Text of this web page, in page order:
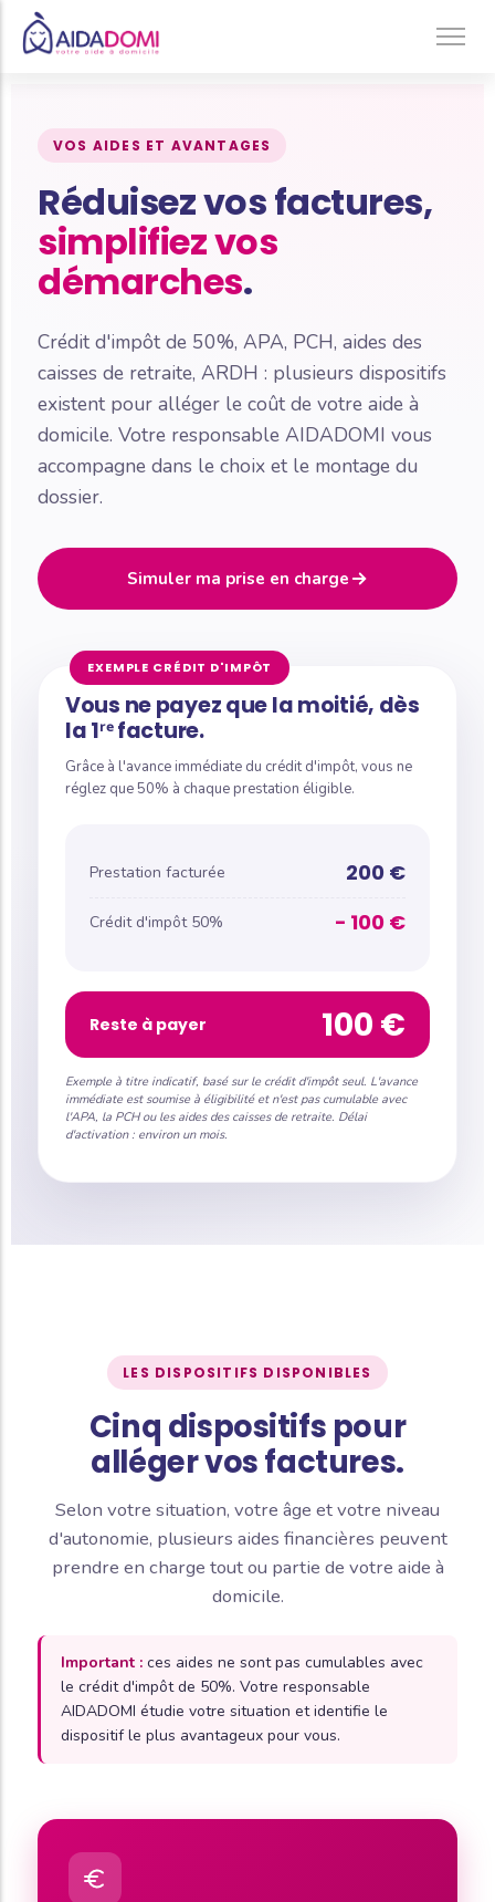
Garde d’enfants
Jardinage & Bricolage
Aide aux personnes âgées
Accompagnement du handicap
Téléassistance
VOS AIDES ET AVANTAGES
Réduisez vos factures,
simplifiez vos
démarches.
Crédit d'impôt de 50%, APA, PCH, aides des
caisses de retraite, ARDH : plusieurs dispositifs
existent pour alléger le coût de votre aide à
domicile. Votre responsable AIDADOMI vous
accompagne dans le choix et le montage du
dossier.
Simuler ma prise en charge
EXEMPLE CRÉDIT D'IMPÔT
Vous ne payez que la moitié, dès
la 1ʳᵉ facture.
Grâce à l'avance immédiate du crédit d'impôt, vous ne
réglez que 50% à chaque prestation éligible.
Prestation facturée 200 €
Crédit d'impôt 50% − 100 €
Reste à payer 100 €
Exemple à titre indicatif, basé sur le crédit d'impôt seul. L'avance
immédiate est soumise à éligibilité et n'est pas cumulable avec
l'APA, la PCH ou les aides des caisses de retraite. Délai
d'activation : environ un mois.
LES DISPOSITIFS DISPONIBLES
Cinq dispositifs pour
alléger vos factures.
Selon votre situation, votre âge et votre niveau
d'autonomie, plusieurs aides financières peuvent
prendre en charge tout ou partie de votre aide à
domicile.
Important : ces aides ne sont pas cumulables avec
le crédit d'impôt de 50%. Votre responsable
AIDADOMI étudie votre situation et identifie le
dispositif le plus avantageux pour vous.